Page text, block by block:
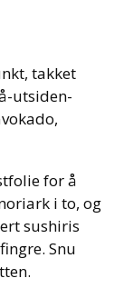
takket
utsiden-
for å
i to, og
sushiris
Snu